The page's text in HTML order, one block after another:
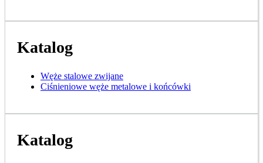
Katalog
Węże stalowe zwijane
Ciśnieniowe węże metalowe i końcówki
Katalog